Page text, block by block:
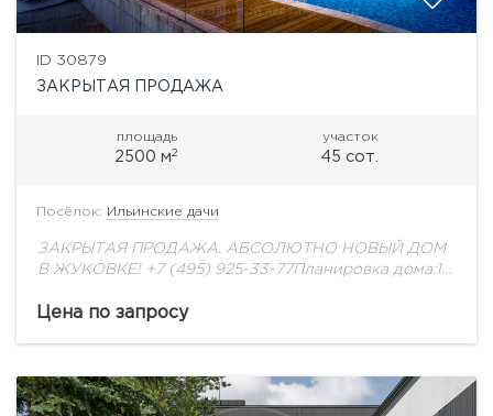
ID 30879
ЗАКРЫТАЯ ПРОДАЖА
площадь
2500 м2
участок
45 сот.
Посёлок: Ильинские дачи
ЗАКРЫТАЯ ПРОДАЖА. АБСОЛЮТНО НОВЫЙ ДОМ
В ЖУКОВКЕ! +7 (495) 925-33-77Планировка дома:1
кухня, малая гостиная, кабинет с с/у, SPA-зона:сауна
Цена по запросу